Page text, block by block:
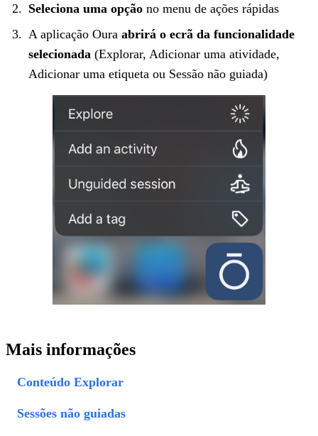
Seleciona uma opção no menu de ações rápidas
A aplicação Oura abrirá o ecrã da funcionalidade
selecionada (Explorar, Adicionar uma atividade,
Adicionar uma etiqueta ou Sessão não guiada)
Mais informações
Conteúdo Explorar
Sessões não guiadas